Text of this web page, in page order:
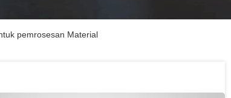
pemrosesan Material